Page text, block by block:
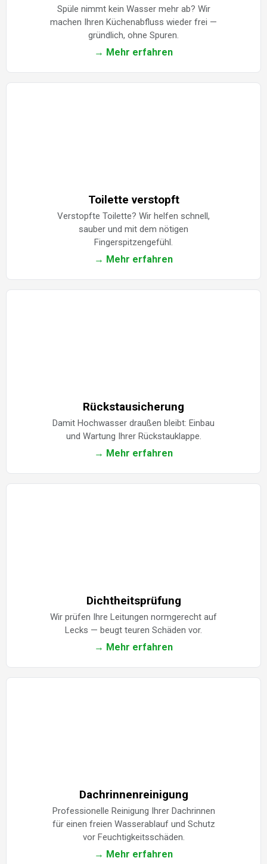
Spüle nimmt kein Wasser mehr ab? Wir
machen Ihren Küchenabfluss wieder frei —
gründlich, ohne Spuren.
→ Mehr erfahren
Toilette verstopft
Verstopfte Toilette? Wir helfen schnell,
sauber und mit dem nötigen
Fingerspitzengefühl.
→ Mehr erfahren
Rückstausicherung
Damit Hochwasser draußen bleibt: Einbau
und Wartung Ihrer Rückstauklappe.
→ Mehr erfahren
Dichtheitsprüfung
Wir prüfen Ihre Leitungen normgerecht auf
Lecks — beugt teuren Schäden vor.
→ Mehr erfahren
Dachrinnenreinigung
Professionelle Reinigung Ihrer Dachrinnen
für einen freien Wasserablauf und Schutz
vor Feuchtigkeitsschäden.
→ Mehr erfahren